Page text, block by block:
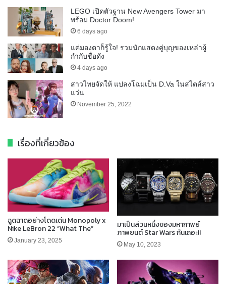
LEGO เปิดตัวฐาน New Avengers Tower มา
พร้อม Doctor Doom!
6 days ago
แค่มองตาก็รู้ใจ! รวมนักแสดงคู่บุญของเหล่าผู้
กำกับชื่อดัง
4 days ago
สาวไทยจัดให้ แปลงโฉมเป็น D.Va ในสไตล์สาว
แว่น
November 25, 2022
เรื่องที่เกี่ยวข้อง
ฉูดฉาดอย่างโดดเด่น Monopoly x
Nike LeBron 22 “What The”
January 23, 2025
มาเป็นส่วนหนึ่งของมหากาพย์
ภาพยนต์ Star Wars กันเถอะ!!
May 10, 2023